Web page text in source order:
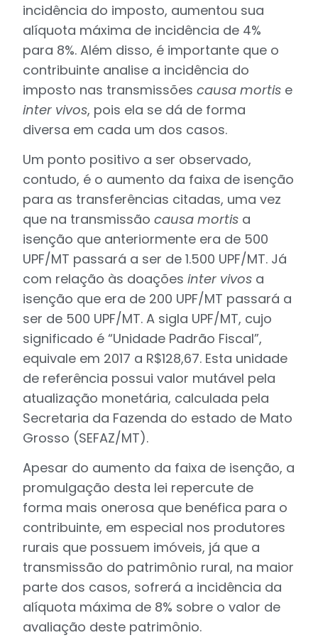
incidência do imposto, aumentou sua
alíquota máxima de incidência de 4%
para 8%. Além disso, é importante que o
contribuinte analise a incidência do
imposto nas transmissõescausa mortis e
inter vivos, pois ela se dá de forma
diversa em cada um dos casos.
Um ponto positivo a ser observado,
contudo, é o aumento da faixa de isenção
para as transferências citadas, uma vez
que na transmissão causa mortis a
isenção que anteriormente era de 500
UPF/MT passará a ser de 1.500 UPF/MT. Já
com relação às doaçõesinter vivos a
isenção que era de 200 UPF/MT passará a
ser de 500 UPF/MT. A sigla UPF/MT, cujo
significado é “Unidade Padrão Fiscal”,
equivale em 2017 a R$128,67. Esta unidade
de referência possui valor mutável pela
atualização monetária, calculada pela
Secretaria da Fazenda do estado de Mato
Grosso (SEFAZ/MT).
Apesar do aumento da faixa de isenção, a
promulgação desta lei repercute de
forma mais onerosa que benéfica para o
contribuinte, em especial nos produtores
rurais que possuem imóveis, já que a
transmissão do patrimônio rural, na maior
parte dos casos, sofrerá a incidência da
alíquota máxima de 8% sobre o valor de
avaliação deste patrimônio.